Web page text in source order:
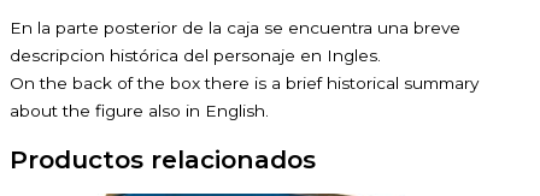
En la parte posterior de la caja se encuentra una breve
descripcion histórica del personaje en Ingles.
On the back of the box there is a brief historical summary
about the figure also in English.
Productos relacionados